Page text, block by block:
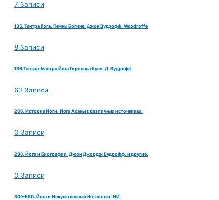
7 Записи
135. Тантра йога. Гимны Богине. Джон Вудрофф. Woodroffe
8 Записи
136.Тантра-Мантра Йога Гирлянда букв. Д. Вудрофф
62 Записи
200. История Йоги. Йога Асаны в различных источниках.
0 Записи
280. Йога и Биографии. Джон Джордж Вудрофф. и другие.
0 Записи
300-560. Йога и Искусственный Интеллект. ИИ.